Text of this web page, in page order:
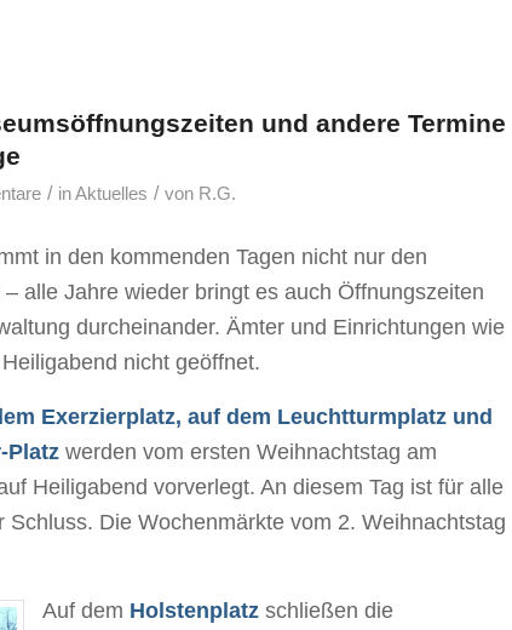
und andere Termine
/ inAktuelles / von R.G.
in den kommenden Tagen nicht nur den
alle Jahre wieder bringt es auch Öffnungszeiten
durcheinander. Ämter und Einrichtungen wie
nicht geöffnet.
Exerzierplatz, auf dem Leuchtturmplatz und
Platz werden vom ersten Weihnachtstag am
Heiligabend vorverlegt. An diesem Tag ist für alle
Schluss. Die Wochenmärkte vom 2. Weihnachtstag
Auf dem Holstenplatz schließen die